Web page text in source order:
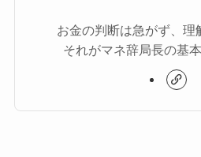
お金の判断は急がず、理
それがマネ辞局長の基